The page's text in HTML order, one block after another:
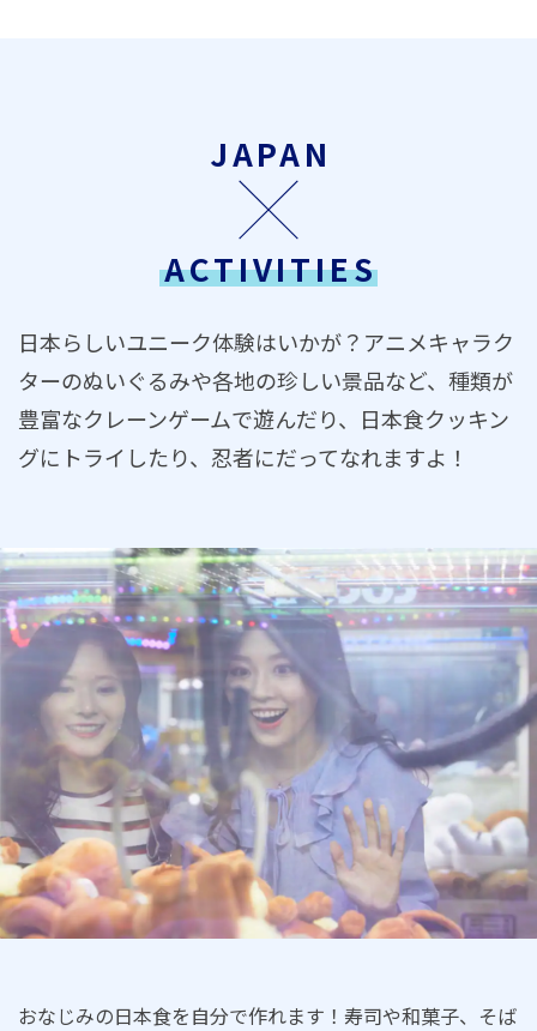
JAPAN
ACTIVITIES
日本らしいユニーク体験はいかが？アニメキャラク
ターのぬいぐるみや各地の珍しい景品など、種類が
豊富なクレーンゲームで遊んだり、日本食クッキン
グにトライしたり、忍者にだってなれますよ！
おなじみの日本食を自分で作れます！寿司や和菓子、そば